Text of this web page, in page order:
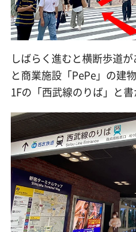
しばらく進むと横断歩道
と商業施設「PePe」の建
1Fの「西武線のりば」と